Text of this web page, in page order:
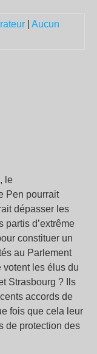
Aucun
le
Pen pourrait
dépasser les
partis d’extrême
constituer un
au Parlement
les élus du
Strasbourg ? Ils
accords de
fois que cela leur
de protection des